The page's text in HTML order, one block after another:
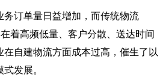
订单量日益增加，而传统物流
着高频低量、客户分散、送达时间
自建物流方面成本过高，催生了以
发展。